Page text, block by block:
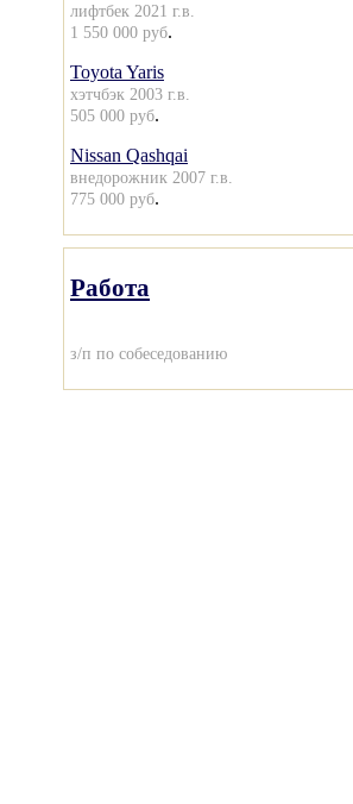
лифтбек 2021 г.в.
1 550 000 руб.
Toyota Yaris
хэтчбэк 2003 г.в.
505 000 руб.
Nissan Qashqai
внедорожник 2007 г.в.
775 000 руб.
Работа
з/п по собеседованию